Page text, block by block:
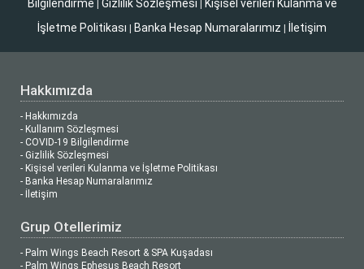
Bilgilendirme | Gizlilik Sözleşmesi | Kişisel verileri Kulanma ve
İşletme Politikası | Banka Hesap Numaralarımız | İletişim
Hakkımızda
- Hakkımızda
- Kullanım Sözleşmesi
- COVID-19 Bilgilendirme
- Gizlilik Sözleşmesi
- Kişisel verileri Kulanma ve İşletme Politikası
- Banka Hesap Numaralarımız
- İletişim
Grup Otellerimiz
- Palm Wings Beach Resort & SPA Kuşadası
- Palm Wings Ephesus Beach Resort